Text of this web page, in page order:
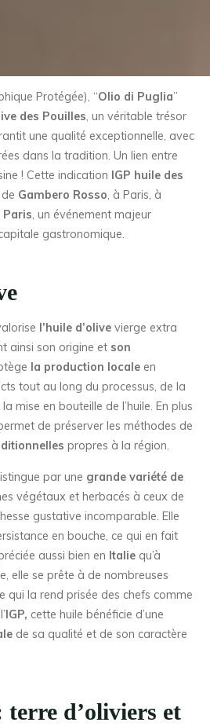
Protégée), “Olio di Puglia”
des Pouilles, un véritable trésor
une qualité exceptionnelle, avec
dans la tradition. Un lien entre
! Cette indication IGP huile des
Gambero Rosso, à Paris, à
Paris, un événement majeur
gastronomique.
l’huile d’olivevierge extra
ainsi son origine et son
la production locale en
tout au long du processus, de la
mise en bouteille de l’huile. En plus
de préserver les méthodes de
propres à la région.
par une grande variété de
végétaux et herbacés à ceux de
gustative incomparable. Elle
en bouche, ce qui en fait
aussi bien en Italie qu’à
elle se prête à de nombreuses
qui la rend prisée des chefs comme
IGP, cette huile bénéficie d’une
de sa qualité et de son caractère
terre d’oliviers et